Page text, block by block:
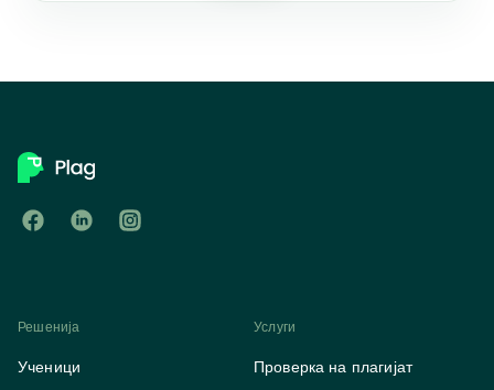
Решенија
Ученици
Услуги
Проверка на плагијат